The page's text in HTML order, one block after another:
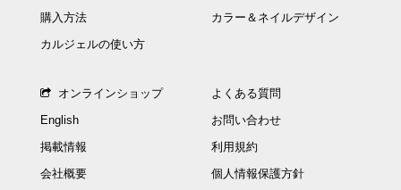
購入方法
カルジェルの使い方
カラー＆ネイルデザイン
オンラインショップ
English
掲載情報
会社概要
よくある質問
お問い合わせ
利用規約
個人情報保護方針